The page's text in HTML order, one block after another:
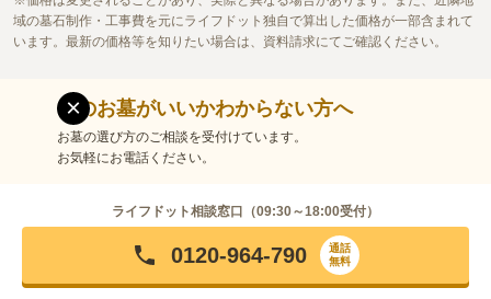
域の墓石制作・工事費を元にライフドット独自で算出した価格が一部含まれて
います。最新の価格等を知りたい場合は、資料請求にてご確認ください。
どのお墓がいいかわからない方へ
お墓の選び方のご相談を受付けています。
お気軽にお電話ください。
ライフドット相談窓口（09:30～18:00受付）
0120-964-790
通話
無料
×